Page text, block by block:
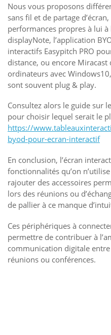
Nous vous proposons
sans fil et de partage
performances propres à lui à
displayNote, l’application
interactifs Easypitch PRO
distance, ou encore
ordinateurs avec
sont souvent plug & play.
Consultez alors le guide sur
pour choisir lequel serait le
https://
byod-pour-ecran-interactif
En conclusion, l’écran
fonctionnalités qu’on
rajouter des accessoires
lors des réunions ou
de pallier à ce manque
Ces périphériques à
permettre de contribuer à
communication digitale
réunions ou conférences.